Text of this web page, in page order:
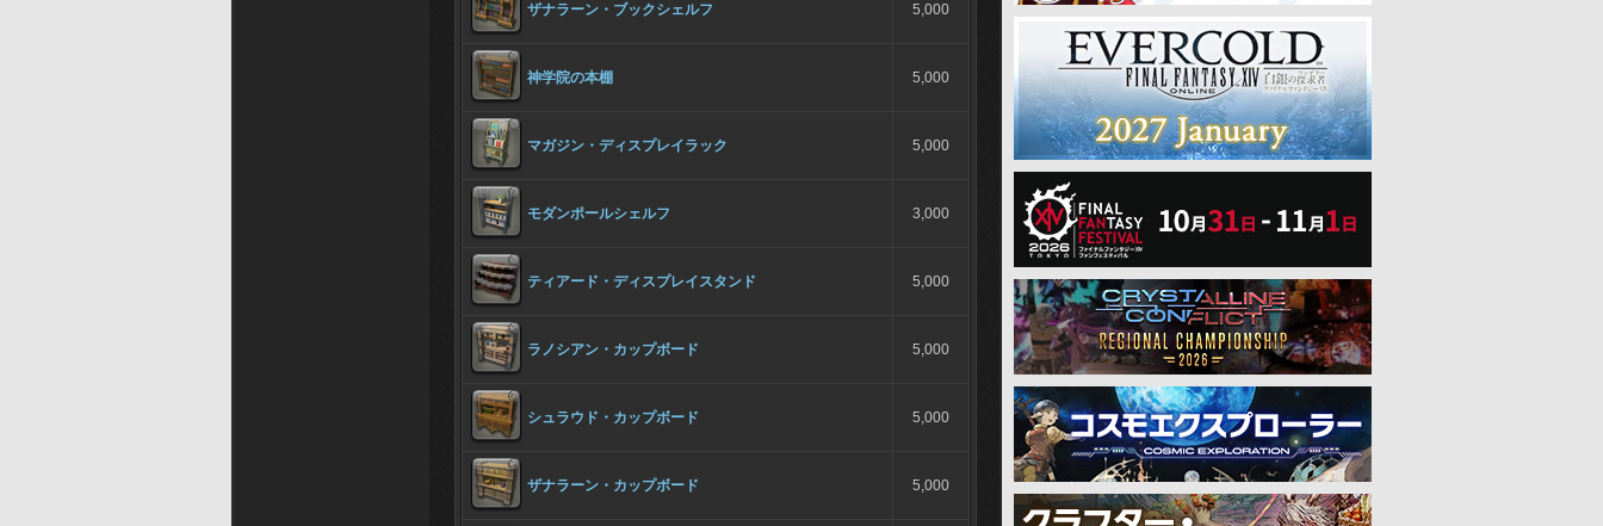
ザナラーン・ブックシェルフ 5,000
神学院の本棚 5,000
マガジン・ディスプレイラック 5,000
モダンポールシェルフ 3,000
ティアード・ディスプレイスタンド 5,000
ラノシアン・カップボード 5,000
シュラウド・カップボード 5,000
ザナラーン・カップボード 5,000